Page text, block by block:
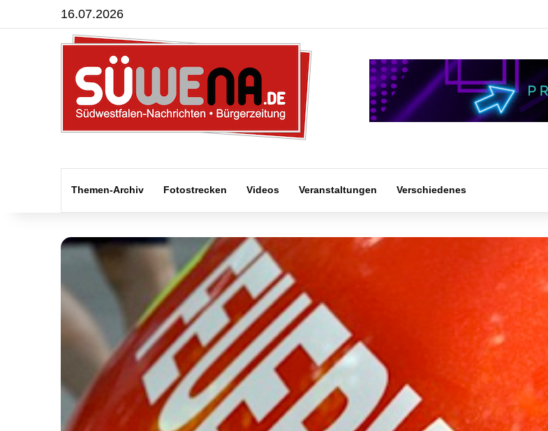
16.07.2026
Themen-Archiv Fotostrecken Videos Veranstaltungen Verschiedenes